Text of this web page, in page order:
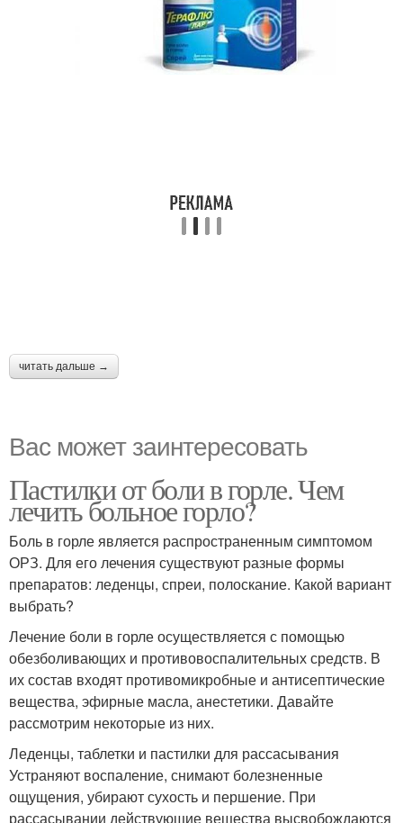
читать дальше →
Вас может заинтересовать
Пастилки от боли в горле. Чем
лечить больное горло?
Боль в горле является распространенным симптомом
ОРЗ. Для его лечения существуют разные формы
препаратов: леденцы, спреи, полоскание. Какой вариант
выбрать?
Лечение боли в горле осуществляется с помощью
обезболивающих и противовоспалительных средств. В
их состав входят противомикробные и антисептические
вещества, эфирные масла, анестетики. Давайте
рассмотрим некоторые из них.
Леденцы, таблетки и пастилки для рассасывания
Устраняют воспаление, снимают болезненные
ощущения, убирают сухость и першение. При
рассасывании действующие вещества высвобождаются